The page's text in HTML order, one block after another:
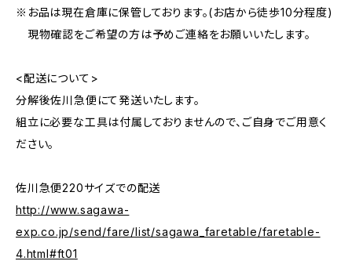
※お品は現在倉庫に保管しております。(お店から徒歩10分程度)
現物確認をご希望の方は予めご連絡をお願いいたします。
<配送について>
分解後佐川急便にて発送いたします。
組立に必要な工具は付属しておりませんので、ご自身でご用意く
ださい。
佐川急便220サイズでの配送
http://www.sagawa-
exp.co.jp/send/fare/list/sagawa_faretable/faretable-
4.html#ft01